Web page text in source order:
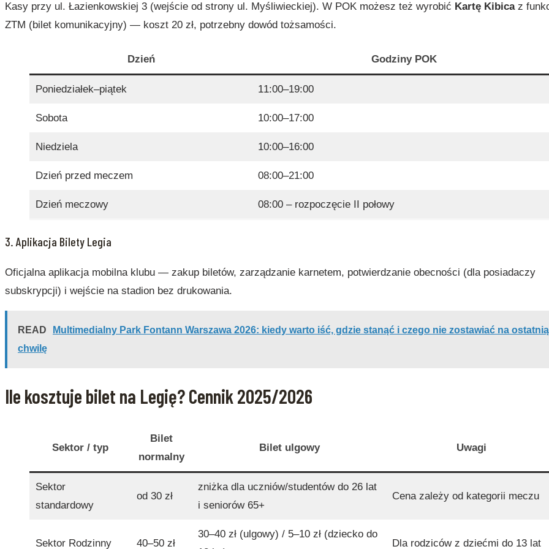
Kasy przy ul. Łazienkowskiej 3 (wejście od strony ul. Myśliwieckiej). W POK możesz też wyrobić Kartę Kibicaz
ZTM (bilet komunikacyjny) — koszt 20 zł, potrzebny dowód tożsamości.
Dzień Godziny POK
Poniedziałek–piątek 11:00–19:00
Sobota 10:00–17:00
Niedziela 10:00–16:00
Dzień przed meczem 08:00–21:00
Dzień meczowy 08:00 – rozpoczęcie II połowy
3. Aplikacja Bilety Legia
Oficjalna aplikacja mobilna klubu — zakup biletów, zarządzanie karnetem, potwierdzanie obecności (dla posiadaczy
subskrypcji) i wejście na stadion bez drukowania.
READ
Multimedialny Park Fontann Warszawa 2026: kiedy warto iść, gdzie stanąć i czego nie zostawiać na ostatnią
chwilę
Ile kosztuje bilet na Legię? Cennik 2025/2026
Sektor / typ
Bilet
normalny
Bilet ulgowy Uwagi
Sektor
standardowy
od 30 zł
zniżka dla uczniów/studentów do 26 lat
i seniorów 65+
Cena zależy od kategorii meczu
Sektor Rodzinny 40–50 zł
30–40 zł (ulgowy) / 5–10 zł (dziecko do
Dla rodziców z dziećmi do 13 lat